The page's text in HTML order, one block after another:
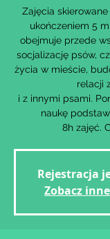
Zajęcia
ukończeniem 5
obejmuje przede
socjalizację psów,
życia w mieście,
relacji
i z innymi psami.
naukę
8h zajęć.
Rejestracja
Zobacz